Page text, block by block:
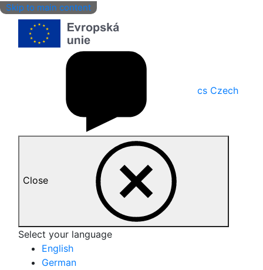
Skip to main content
cs Czech
Close
Select your language
English
German